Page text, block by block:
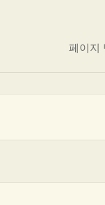
페이지